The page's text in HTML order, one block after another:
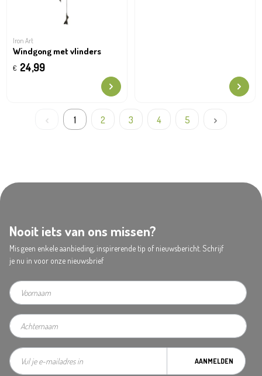
Iron Art
Windgong met vlinders
€ 24,99
1 2 3 4 5
Nooit iets van ons missen?
Mis geen enkele aanbieding, inspirerende tip of nieuwsbericht. Schrijf
je nu in voor onze nieuwsbrief
AANMELDEN